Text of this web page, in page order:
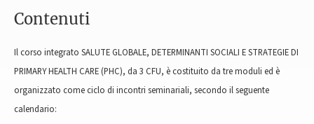
Contenuti
Il corso integrato SALUTE GLOBALE, DETERMINANTI SOCIALI E STRATEGIE DI
PRIMARY HEALTH CARE (PHC), da 3 CFU, è costituito da tre moduli ed è
organizzato come ciclo di incontri seminariali, secondo il seguente
calendario: